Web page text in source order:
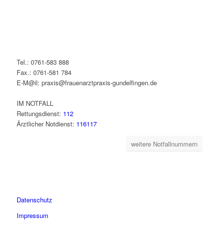
Tel.: 0761-583 888
Fax.: 0761-581 784
E-M@il: praxis@frauenarztpraxis-gundelfingen.de
IM NOTFALL
Rettungsdienst: 112
Ärztlicher Notdienst: 116117
weitere Notfallnummern
Datenschutz
Impressum